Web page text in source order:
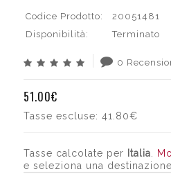
Codice Prodotto:
20051481
Disponibilità:
Terminato
0
51.00€
Tasse escluse: 41.80€
Tasse calcolate per Italia
e seleziona una